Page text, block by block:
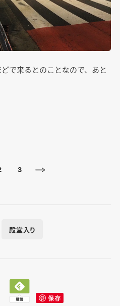
で来るとのことなので、あと
3
殿堂入り